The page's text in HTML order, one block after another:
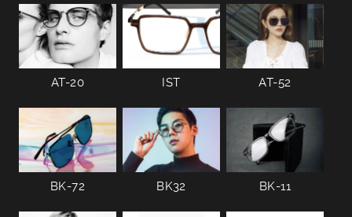
AT-20 IST AT-52
BK-72 BK32 BK-11